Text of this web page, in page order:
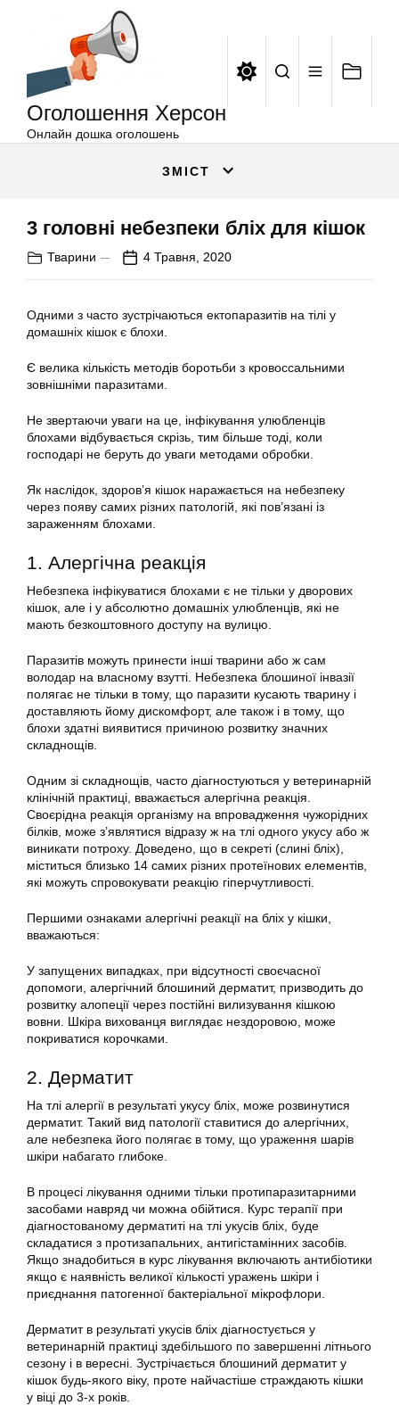
Оголошення Херсон
Онлайн дошка оголошень
ЗМІСТ
3 головні небезпеки бліх для кішок
Тварини 4 Травня, 2020
Одними з часто зустрічаються ектопаразитів на тілі у
домашніх кішок є блохи.
Є велика кількість методів боротьби з кровоссальними
зовнішніми паразитами.
Не звертаючи уваги на це, інфікування улюбленців
блохами відбувається скрізь, тим більше тоді, коли
господарі не беруть до уваги методами обробки.
Як наслідок, здоров’я кішок наражається на небезпеку
через появу самих різних патологій, які пов’язані із
зараженням блохами.
1. Алергічна реакція
Небезпека інфікуватися блохами є не тільки у дворових
кішок, але і у абсолютно домашніх улюбленців, які не
мають безкоштовного доступу на вулицю.
Паразитів можуть принести інші тварини або ж сам
володар на власному взутті. Небезпека блошиної інвазії
полягає не тільки в тому, що паразити кусають тварину і
доставляють йому дискомфорт, але також і в тому, що
блохи здатні виявитися причиною розвитку значних
складнощів.
Одним зі складнощів, часто діагностуються у ветеринарній
клінічній практиці, вважається алергічна реакція.
Своєрідна реакція організму на впровадження чужорідних
білків, може з’являтися відразу ж на тлі одного укусу або ж
виникати потроху. Доведено, що в секреті (слині бліх),
міститься близько 14 самих різних протеїнових елементів,
які можуть спровокувати реакцію гіперчутливості.
Першими ознаками алергічні реакції на бліх у кішки,
вважаються:
У запущених випадках, при відсутності своєчасної
допомоги, алергічний блошиний дерматит, призводить до
розвитку алопеції через постійні вилизування кішкою
вовни. Шкіра вихованця виглядає нездоровою, може
покриватися корочками.
2. Дерматит
На тлі алергії в результаті укусу бліх, може розвинутися
дерматит. Такий вид патології ставитися до алергічних,
але небезпека його полягає в тому, що ураження шарів
шкіри набагато глибоке.
В процесі лікування одними тільки протипаразитарними
засобами навряд чи можна обійтися. Курс терапії при
діагностованому дерматиті на тлі укусів бліх, буде
складатися з протизапальних, антигістамінних засобів.
Якщо знадобиться в курс лікування включають антибіотики
якщо є наявність великої кількості уражень шкіри і
приєднання патогенної бактеріальної мікрофлори.
Дерматит в результаті укусів бліх діагностується у
ветеринарній практиці здебільшого по завершенні літнього
сезону і в вересні. Зустрічається блошиний дерматит у
кішок будь-якого віку, проте найчастіше страждають кішки
у віці до 3-х років.